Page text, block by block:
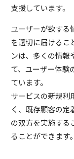
支援しています。
ユーザーが欲する
を適切に届けるこ
ンは、多くの情報
て、ユーザー体験
ています。
サービスの新規利
く、既存顧客の定
の双方を実施する
ることができます。